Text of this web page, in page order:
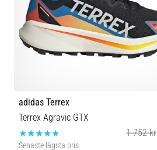
adidas Terrex
Terrex Agravic GTX
1 752 kr
Senaste lägsta pris